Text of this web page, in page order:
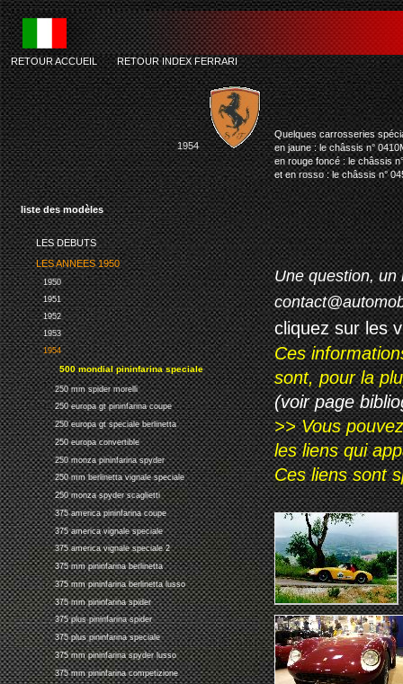
liste des modèles
LES DEBUTS
LES ANNEES 1950
1950
1951
1952
1953
1954
500 mondial pininfarina speciale
250 mm spider morelli
250 europa gt pininfarina coupe
250 europa gt speciale berlinetta
250 europa convertible
250 monza pininfarina spyder
250 mm berlinetta vignale speciale
250 monza spyder scaglietti
375 america pininfarina coupe
375 america vignale speciale
375 america vignale speciale 2
375 mm pininfarina berlinetta
375 mm pininfarina berlinetta lusso
375 mm pininfarina spider
375 plus pininfarina spider
375 plus pininfarina speciale
375 mm pininfarina spyder lusso
375 mm pininfarina competizione
RETOUR ACCUEIL-RETOUR INDEX FERRARI
1954
Quelques carrosseries
en jaune : le châssis n°
en rouge foncé : le châssis
et en rosso : le châssis n°
Une question, un
cliquez sur les
Ces
sont, pour la
(voir page
>> Vous
les liens qui
Ces liens sont